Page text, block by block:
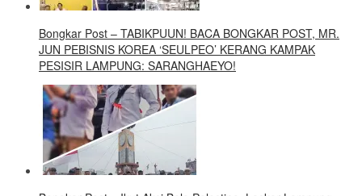
Bongkar Post – TABIKPUUN! BACA BONGKAR POST, MR.
JUN PEBISNIS KOREA ‘SEULPEO’ KERANG KAMPAK
PESISIR LAMPUNG: SARANGHAEYO!